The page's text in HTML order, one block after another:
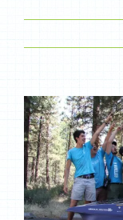
Voir
l'image
agrandie